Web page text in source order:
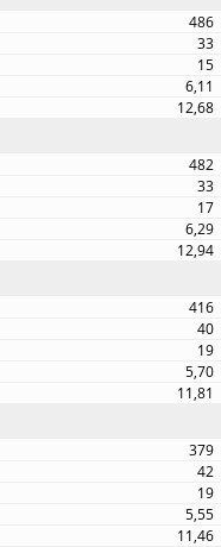
486
33
15
6,11
12,68
482
33
17
6,29
12,94
416
40
19
5,70
11,81
379
42
19
5,55
11,46